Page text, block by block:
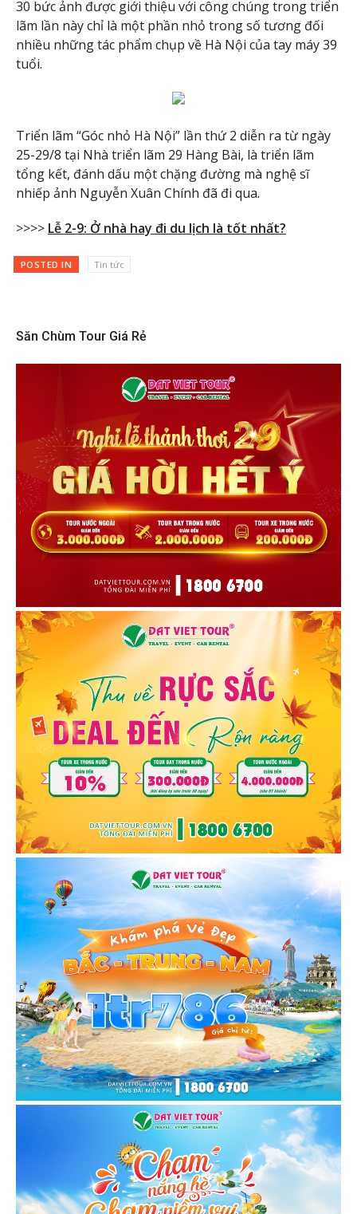
30 bức ảnh được giới thiệu với công chúng trong triển
lãm lần này chỉ là một phần nhỏ trong số tương đối
nhiều những tác phẩm chụp về Hà Nội của tay máy 39
tuổi.
Triển lãm “Góc nhỏ Hà Nội” lần thứ 2 diễn ra từ ngày
25-29/8 tại Nhà triển lãm 29 Hàng Bài, là triển lãm
tổng kết, đánh dấu một chặng đường mà nghệ sĩ
nhiếp ảnh Nguyễn Xuân Chính đã đi qua.
>>>> Lễ 2-9: Ở nhà hay đi du lịch là tốt nhất?
POSTED IN Tin tức
Săn Chùm Tour Giá Rẻ